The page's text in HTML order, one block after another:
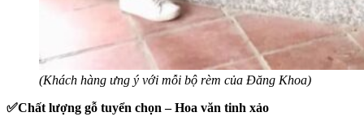
(Khách hàng ưng ý với mỗi bộ rèm của Đăng Khoa)
✅Chất lượng gỗ tuyển chọn – Hoa văn tinh xảo